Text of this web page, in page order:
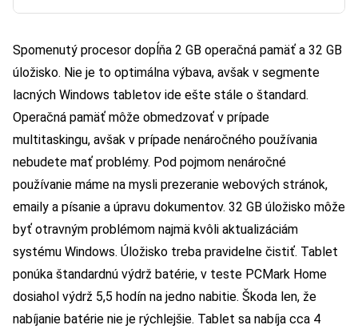
Spomenutý procesor dopĺňa 2 GB operačná pamäť a 32 GB
úložisko. Nie je to optimálna výbava, avšak v segmente
lacných Windows tabletov ide ešte stále o štandard.
Operačná pamäť môže obmedzovať v prípade
multitaskingu, avšak v prípade nenáročného používania
nebudete mať problémy. Pod pojmom nenáročné
používanie máme na mysli prezeranie webových stránok,
emaily a písanie a úpravu dokumentov. 32 GB úložisko môže
byť otravným problémom najmä kvôli aktualizáciám
systému Windows. Úložisko treba pravidelne čistiť. Tablet
ponúka štandardnú výdrž batérie, v teste PCMark Home
dosiahol výdrž 5,5 hodín na jedno nabitie. Škoda len, že
nabíjanie batérie nie je rýchlejšie. Tablet sa nabíja cca 4